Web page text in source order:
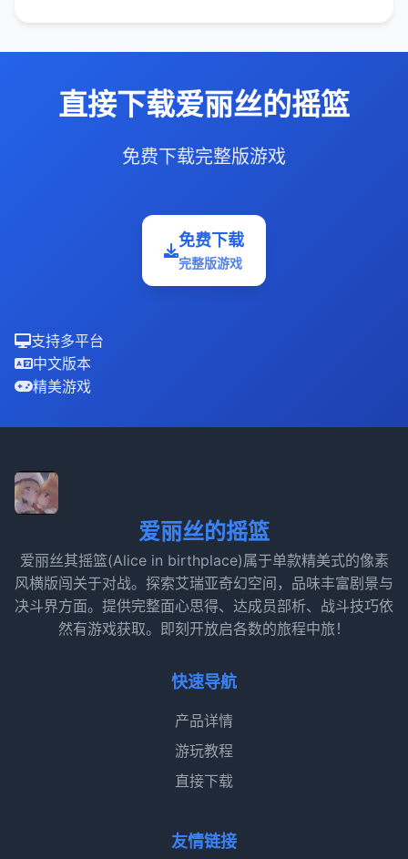
直接下载爱丽丝的摇篮
免费下载完整版游戏
免费下载
完整版游戏
支持多平台
中文版本
精美游戏
爱丽丝的摇篮
爱丽丝其摇篮(Alice in birthplace)属于单款精美式的像素
风横版闯关于对战。探索艾瑞亚奇幻空间，品味丰富剧景与
决斗界方面。提供完整面心思得、达成员部析、战斗技巧依
然有游戏获取。即刻开放启各数的旅程中旅！
快速导航
产品详情
游玩教程
直接下载
友情链接